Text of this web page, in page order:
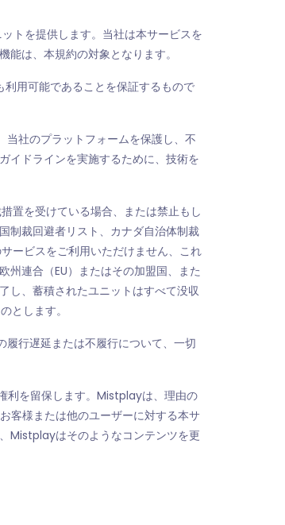
トを提供します。当社は本サービスを
は、本規約の対象となります。
用可能であることを保証するもので
当社のプラットフォームを保護し、不
イドラインを実施するために、技術を
置を受けている場合、または禁止もし
制裁回避者リスト、カナダ自治体制裁
ービスをご利用いただけません、これ
連合（EU）またはその加盟国、また
し、蓄積されたユニットはすべて没収
とします。
行遅延または不履行について、一切
利を留保します。Mistplayは、理由の
客様または他のユーザーに対する本サ
Mistplayはそのようなコンテンツを更